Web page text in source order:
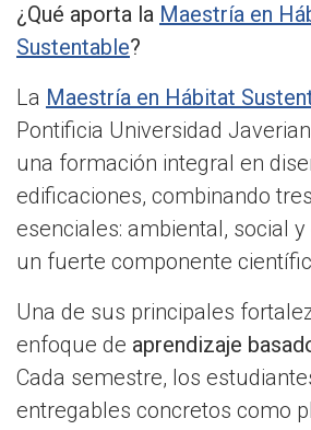
¿Qué aporta la Maestría en
Sustentable?
La Maestría en Hábitat
Pontificia Universidad
una formación integral en
edificaciones, combinando
esenciales: ambiental, social
un fuerte componente
Una de sus principales
enfoque de aprendizaje
Cada semestre, los
entregables concretos como